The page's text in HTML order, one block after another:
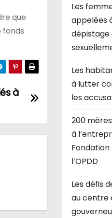
que
fonds
à
Les
appelées
dépistage
Les
à lutter
les
200
à
l’OPDD
Les défis
au centre